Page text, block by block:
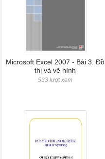
Microsoft Excel 2007 - Bài 3. Đồ
thị và vẽ hình
533 lượt xem